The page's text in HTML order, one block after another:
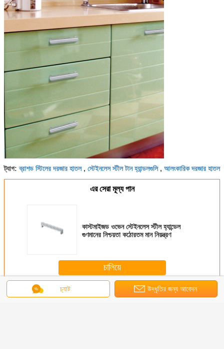
ট্যাগ:ব্রাশড স্টিলের দরজার হাতল, স্টেইনলেস স্টীল টান হ্যান্ডলগুলি, আলংকারিক দরজার হাতল
এর সেরা মূল্য পান
কাস্টমাইজড ওভেন স্টেইনলেস স্টীল হ্যান্ডেল
গুণমানের নিশ্চয়তা কঠোরতম মান নিয়ন্ত্রণ
চালিয়ে
অধিকস্টেইনলেস স্টীল হ্যান্ডলগুলি
চ্যাট উদ্ধৃতির জন্য আবেদন